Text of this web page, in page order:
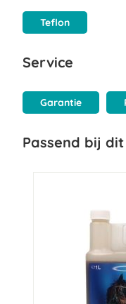
Teflon
Service
Garantie
Passend bij